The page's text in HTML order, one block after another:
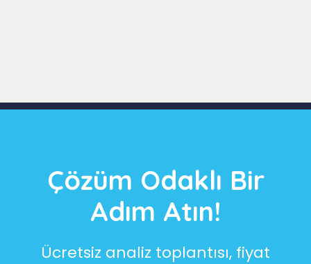
Çözüm Odaklı Bir
Adım Atın!
Ücretsiz analiz toplantısı, fiyat